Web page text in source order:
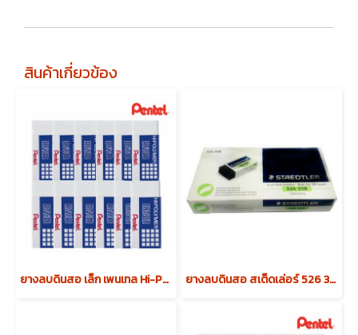
สินค้าเกี่ยวข้อง
ยางลบดินสอ เล็ก เพนเทล Hi-Polymer ZEH-05 ยางลบดินสอ สเต็ดเล่อร์ 526 35B ก้อนดำ